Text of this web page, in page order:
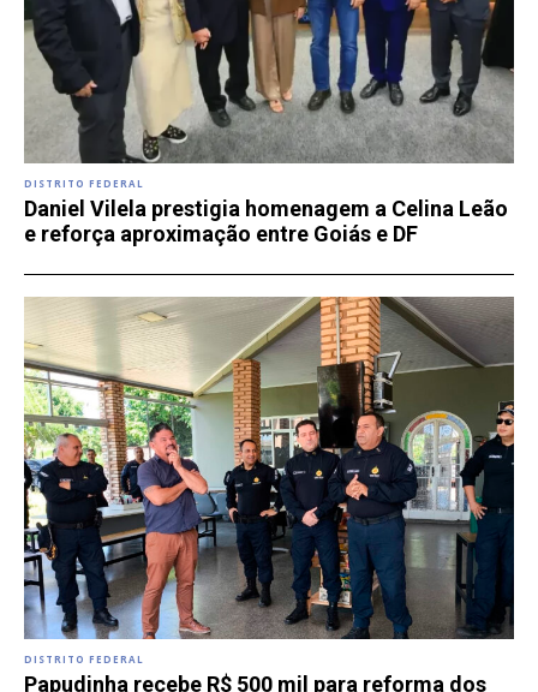
DISTRITO FEDERAL
Daniel Vilela prestigia homenagem a Celina Leão
e reforça aproximação entre Goiás e DF
DISTRITO FEDERAL
Papudinha recebe R$ 500 mil para reforma dos